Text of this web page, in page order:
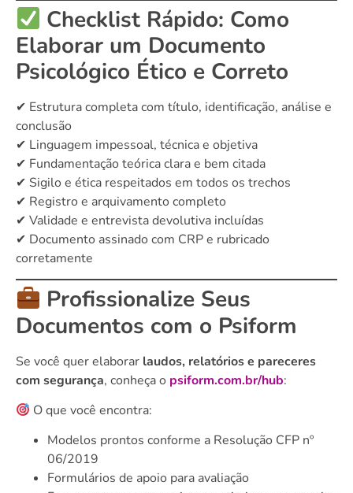
Checklist Rápido: Como
Elaborar um Documento
Psicológico Ético e Correto
✔ Estrutura completa com título, identificação, análise e
conclusão
✔ Linguagem impessoal, técnica e objetiva
✔ Fundamentação teórica clara e bem citada
✔ Sigilo e ética respeitados em todos os trechos
✔ Registro e arquivamento completo
✔ Validade e entrevista devolutiva incluídas
✔ Documento assinado com CRP e rubricado
corretamente
Profissionalize Seus
Documentos com o Psiform
Se você quer elaborar laudos, relatórios e pareceres
com segurança, conheça o psiform.com.br/hub:
O que você encontra:
Modelos prontos conforme a Resolução CFP nº
06/2019
Formulários de apoio para avaliação